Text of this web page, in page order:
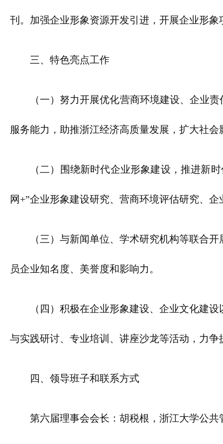
刊。加强企业形象资源开发引进，开展企业形
三、特色亮点工作
（一）努力开展优化营商环境建设、企业
服务能力，助推浙江经济高质量发展，扩大社会
（二）围绕新时代企业形象建设，推进新
网+”企业形象建设研究、营商环境评估研究、
（三）与新闻单位、学术研究机构等联合
员企业知名度、美誉度和影响力。
（四）积极在企业形象建设、企业文化建
与实践研讨、专业培训、讲座沙龙等活动，力
四、领导班子和联系方式
第六届理事会会长：胡税根，浙江大学公